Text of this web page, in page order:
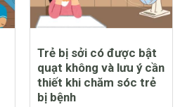
Trẻ bị sởi có được bật
quạt không và lưu ý cần
thiết khi chăm sóc trẻ
bị bệnh